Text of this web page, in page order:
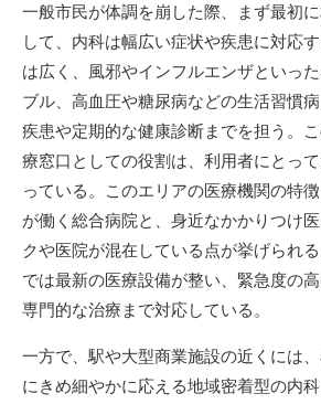
一般市民が体調を崩した際、まず最初
して、内科は幅広い症状や疾患に対応
は広く、風邪やインフルエンザといっ
ブル、高血圧や糖尿病などの生活習慣
疾患や定期的な健康診断までを担う。
療窓口としての役割は、利用者にとっ
っている。このエリアの医療機関の特
が働く総合病院と、身近なかかりつけ
クや医院が混在している点が挙げられ
では最新の医療設備が整い、緊急度の高
専門的な治療まで対応している。
一方で、駅や大型商業施設の近くには
にきめ細やかに応える地域密着型の内科